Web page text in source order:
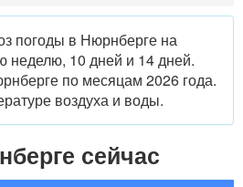
погоды в Нюрнберге на
неделю, 10 дней и 14 дней.
по месяцам 2026 года.
воздуха и воды.
сейчас